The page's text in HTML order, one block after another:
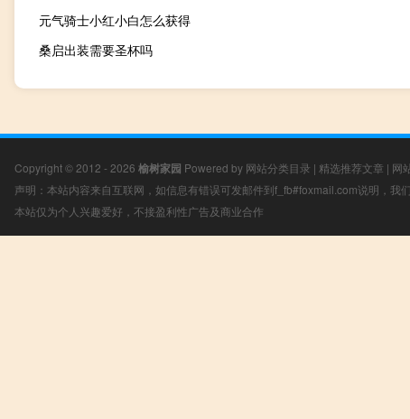
元气骑士小红小白怎么获得
桑启出装需要圣杯吗
Copyright © 2012 - 2026 榆树家园 Powered by 网站分类目录 | 精选推荐文章 | 网
声明：本站内容来自互联网，如信息有错误可发邮件到f_fb#foxmail.com说明，我
本站仅为个人兴趣爱好，不接盈利性广告及商业合作